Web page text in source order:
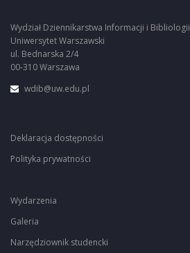
Wydział Dziennikarstwa Informacji i Bibliologii
Uniwersytet Warszawski
ul. Bednarska 2/4
00-310 Warszawa
wdib@uw.edu.pl
Deklaracja dostępności
Polityka prywatności
Wydarzenia
Galeria
Narzędziownik studencki